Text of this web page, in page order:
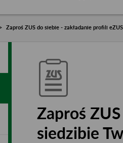
Zaproś ZUS do siebie - zakładanie profili
Zaproś
siedzibie